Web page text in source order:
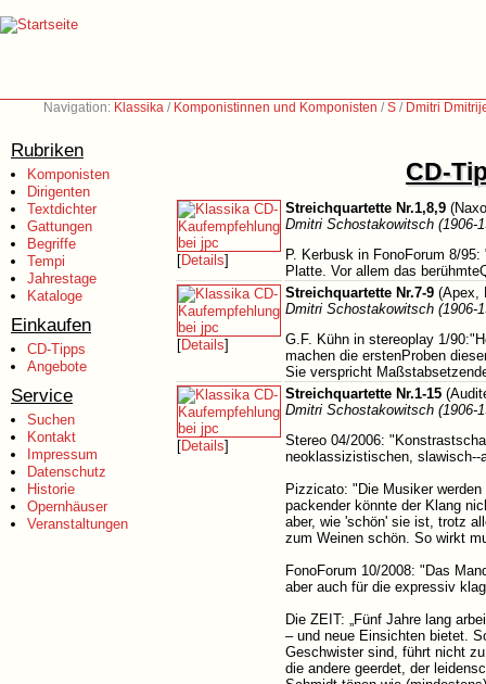
Navigation: Klassika / Komponistinnen und Komponisten /S / Dmitri
Rubriken
Komponisten
Dirigenten
Textdichter
Gattungen
Begriffe
Tempi
Jahrestage
Kataloge
Einkaufen
CD-Tipps
Angebote
Service
Suchen
Kontakt
Impressum
Datenschutz
Historie
Opernhäuser
Veranstaltungen
CD-
[Details]
Streichquartette Nr.1,8,9
Dmitri Schostakowitsch (1906-
P. Kerbusk in FonoForum 8/
Platte. Vor allem das
[Details]
Streichquartette Nr.7-9 (Apex,
Dmitri Schostakowitsch (1906-
G.F. Kühn in stereoplay 1/
machen die erstenProben
Sie verspricht
[Details]
Streichquartette Nr.1-15
Dmitri Schostakowitsch (1906-
Stereo 04/2006:
neoklassizistischen, slawisch--
Pizzicato: "Die Musiker
packender könnte der Klang
aber, wie 'schön' sie ist, trotz
zum Weinen schön. So wirkt
FonoForum 10/2008: "Das
aber auch für die expressiv
Die ZEIT: „Fünf Jahre lang
– und neue Einsichten bietet.
Geschwister sind, führt nicht
die andere geerdet, der